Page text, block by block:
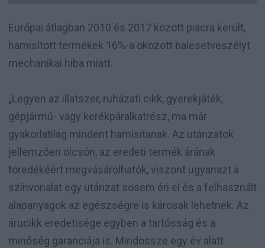
Európai átlagban 2010 és 2017 között piacra került,
hamisított termékek 16%-a okozott balesetveszélyt
mechanikai hiba miatt.
„Legyen az illatszer, ruházati cikk, gyerekjáték,
gépjármű- vagy kerékpáralkatrész, ma már
gyakorlatilag mindent hamisítanak. Az utánzatok
jellemzően olcsón, az eredeti termék árának
töredékéért megvásárolhatók, viszont ugyanazt a
színvonalat egy utánzat sosem éri el és a felhasznált
alapanyagok az egészségre is károsak lehetnek. Az
árucikk eredetisége egyben a tartósság és a
minőség garanciája is. Mindössze egy év alatt